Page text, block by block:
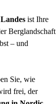
ist Ihre
Berglandschaft
– und
Sie, wie
frei, der